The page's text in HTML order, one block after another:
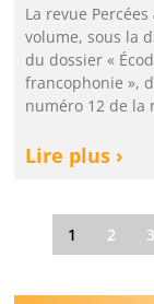
La revue
volume, sous la
du dossier «
francophonie »,
numéro 12 de la
Lire plus ›
1 2 3